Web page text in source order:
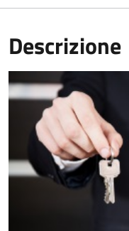
Descrizione